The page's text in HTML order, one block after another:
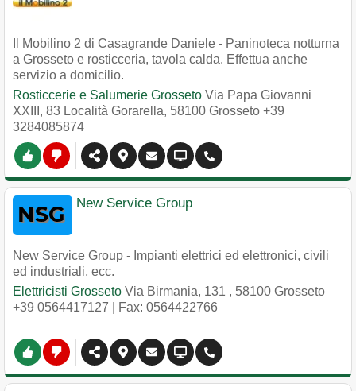
Il Mobilino 2 di Casagrande Daniele - Paninoteca notturna
a Grosseto e rosticceria, tavola calda. Effettua anche
servizio a domicilio.
Rosticcerie e Salumerie Grosseto Via Papa Giovanni
XXIII, 83 Località Gorarella, 58100 Grosseto +39
3284085874
New Service Group
New Service Group - Impianti elettrici ed elettronici, civili
ed industriali, ecc.
Elettricisti Grosseto Via Birmania, 131 , 58100 Grosseto
+39 0564417127 | Fax: 0564422766